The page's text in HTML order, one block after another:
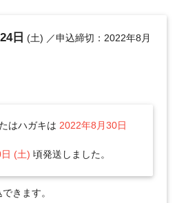
日 (土) ／申込締切：2022年8月
はハガキは 2022年8月30日
(土) 頃発送しました。
きます。